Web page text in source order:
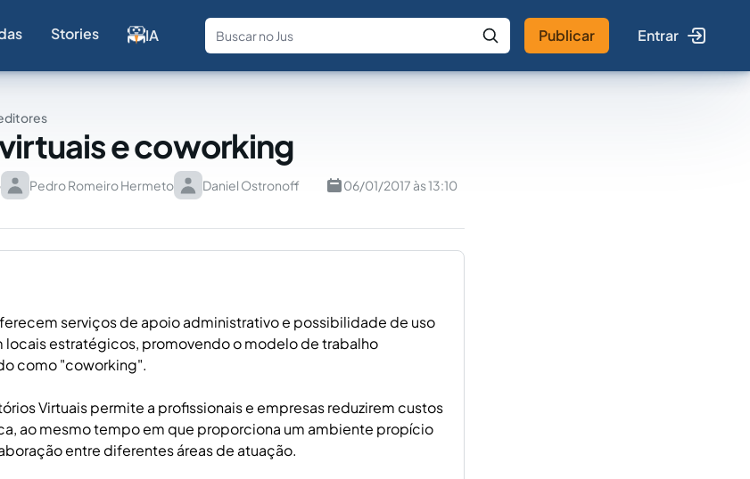
Stories IA
Fale com a IA Buscar no Jus
Publicar Entrar
e coworking
Pedro Romeiro Hermeto Daniel Ostronoff 06/01/2017 às 13:10
serviços de apoio administrativo e possibilidade de uso
locais estratégicos, promovendo o modelo de trabalho
como "coworking".
Virtuais permite a profissionais e empresas reduzirem custos
ao mesmo tempo em que proporciona um ambiente propício
entre diferentes áreas de atuação.